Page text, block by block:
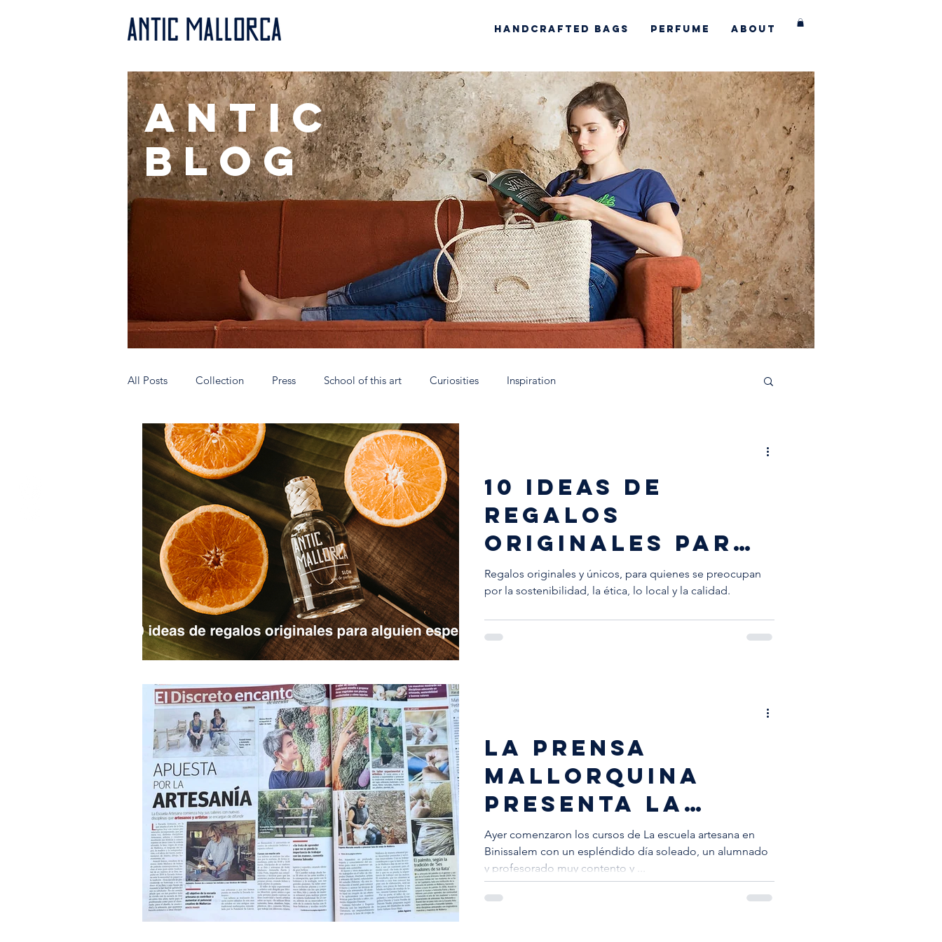
Handcrafted Bags Perfume About
antic
BLOG
All Posts Collection Press School of this art Curiosities Inspiration
Authentic people wear AnticMallorca Talleres Nómadas Mallorca
Very special shops Hecho en España Soy Antic Xtant 2021 La escuela artesana
10 ideas de
regalos
originales para
alguien especial
Regalos originales y únicos, para quienes se preocupan
por la sostenibilidad, la ética, lo local y la calidad.
La prensa
mallorquina
presenta La
escuela
artesana
Ayer comenzaron los cursos de La escuela artesana en
Binissalem con un espléndido día soleado, un alumnado
y profesorado muy contento y ...